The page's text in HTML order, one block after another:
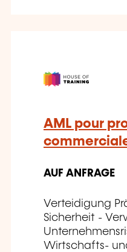
AML pour
AUF ANFRAGE
Verteidigung
Sicherheit -
Wirtschafts-